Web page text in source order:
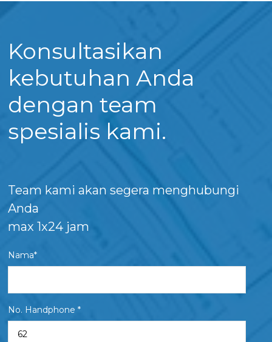
Konsultasikan
kebutuhan Anda
dengan team
spesialis kami.
Team kami akan segera menghubungi
Anda
max 1x24 jam
Nama*
No. Handphone *